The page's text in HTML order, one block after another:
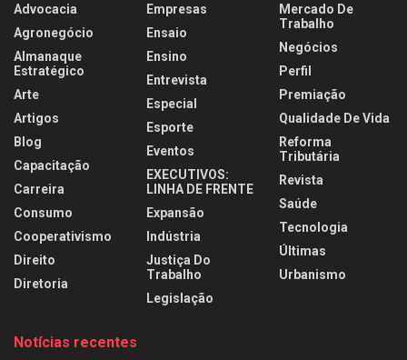
Advocacia
Agronegócio
Almanaque
Estratégico
Arte
Artigos
Blog
Capacitação
Carreira
Consumo
Cooperativismo
Direito
Diretoria
Empresas
Ensaio
Ensino
Entrevista
Especial
Esporte
Eventos
EXECUTIVOS:
LINHA DE FRENTE
Expansão
Indústria
Justiça Do
Trabalho
Legislação
Mercado De
Trabalho
Negócios
Perfil
Premiação
Qualidade De Vida
Reforma
Tributária
Revista
Saúde
Tecnologia
Últimas
Urbanismo
Notícias recentes